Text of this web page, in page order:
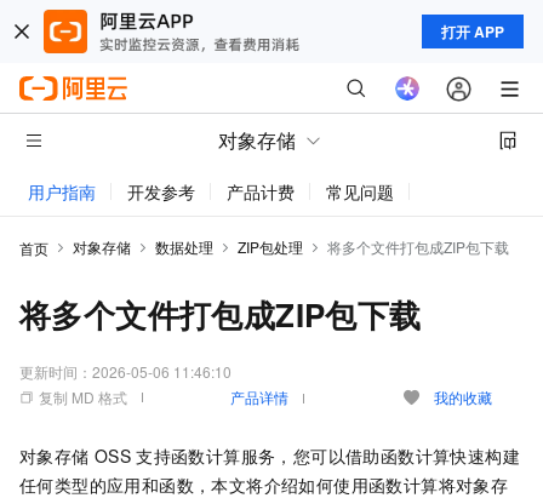
打开 APP
对象存储
用户指南 开发参考 产品计费 常见问题
首页 对象存储 数据处理 ZIP包处理 将多个文件打包成ZIP包下载
将多个文件打包成ZIP包下载
更新时间： 2026-05-06 11:46:10
复制 MD 格式
产品详情 我的收藏
对象存储 OSS 支持函数计算服务，您可以借助函数计算快速构建
任何类型的应用和函数，本文将介绍如何使用函数计算将对象存